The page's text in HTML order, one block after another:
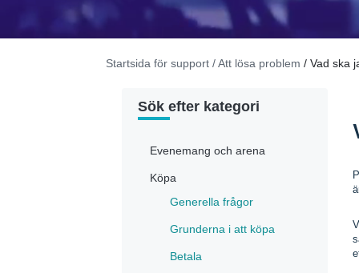
Startsida för support / Att lösa problem / Vad ska
Sök efter kategori
Evenemang och arena
Köpa
Generella frågor
Grunderna i att köpa
Betala